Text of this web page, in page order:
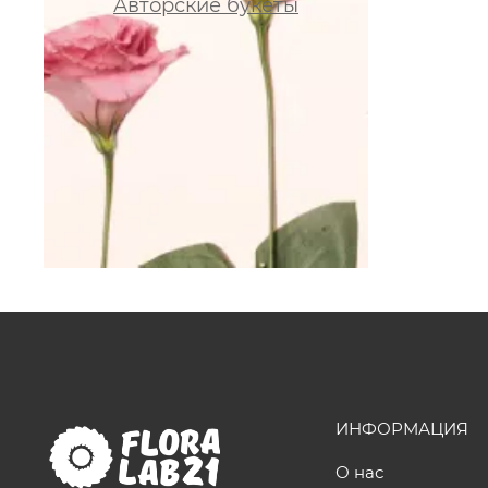
Авторские букеты
ИНФОРМАЦИЯ
О нас